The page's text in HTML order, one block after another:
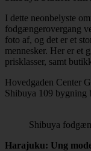
I dette neonbelyste
fodgængerovergang
foto af, og det er et
mennesker. Her er et
prisklasser, samt
Hovedgaden Center
Shibuya 109 bygning
Shibuya
Harajuku: Ung